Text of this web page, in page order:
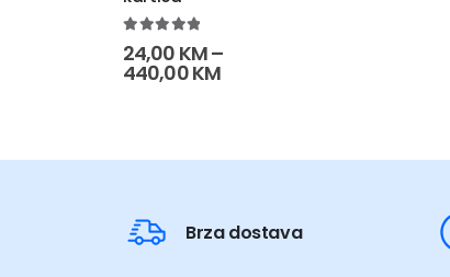
5.00out of 5
24,00 KM–
440,00KMRaspon
Brza dostava